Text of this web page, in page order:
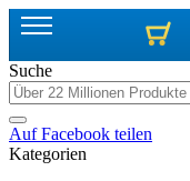
Suche
AufFacebook teilen
Kategorien